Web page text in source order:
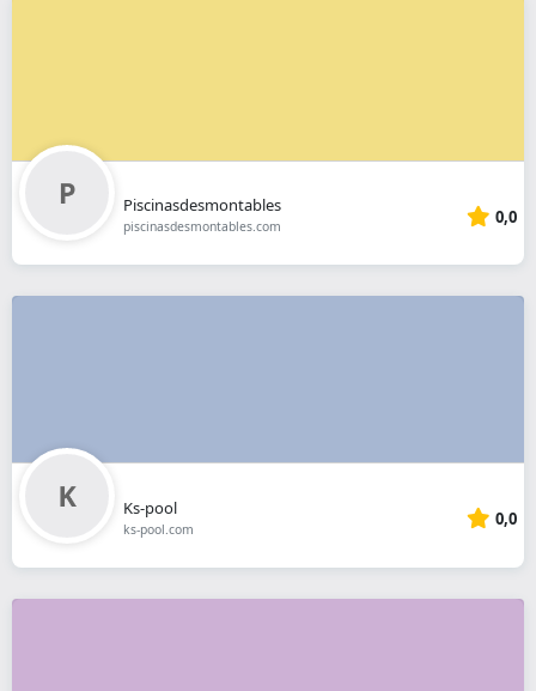
Piscinasdesmontables
piscinasdesmontables.com 0,0
Ks-pool
ks-pool.com 0,0